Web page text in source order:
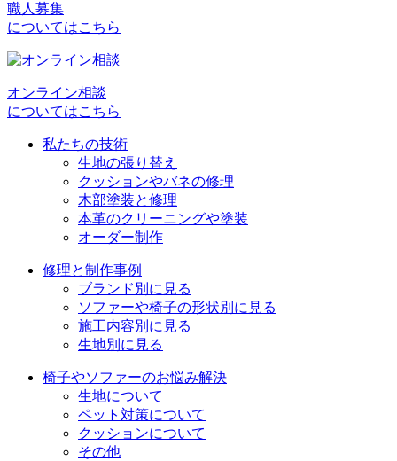
職人募集
についてはこちら
オンライン相談
についてはこちら
私たちの技術
生地の張り替え
クッションやバネの修理
木部塗装と修理
本革のクリーニングや塗装
オーダー制作
修理と制作事例
ブランド別に見る
ソファーや椅子の形状別に見る
施工内容別に見る
生地別に見る
椅子やソファーのお悩み解決
生地について
ペット対策について
クッションについて
その他